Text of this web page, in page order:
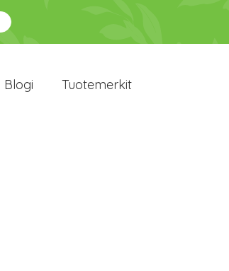
Blogi Tuotemerkit